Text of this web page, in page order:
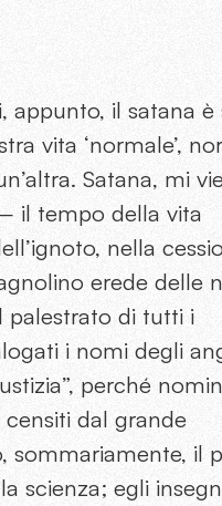
appunto, il satana
vita ‘normale’,
Satana, mi
il tempo della vita
nella
erede delle
palestrato di tutti i
i nomi degli
perché
dal grande
sommariamente, il
scienza; egli